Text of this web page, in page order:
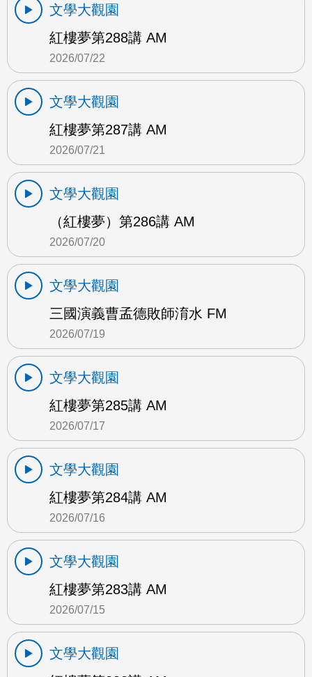
文學大觀園
紅樓夢第288講 AM
2026/07/22
文學大觀園
紅樓夢第287講 AM
2026/07/21
文學大觀園
（紅樓夢）第286講 AM
2026/07/20
文學大觀園
三國演義曹孟德敗師淯水 FM
2026/07/19
文學大觀園
紅樓夢第285講 AM
2026/07/17
文學大觀園
紅樓夢第284講 AM
2026/07/16
文學大觀園
紅樓夢第283講 AM
2026/07/15
文學大觀園